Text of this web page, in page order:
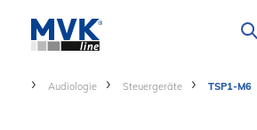
Audiologie Steuergeräte TSP1-M6